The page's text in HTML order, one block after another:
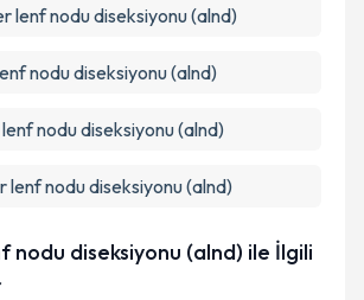
lenf nodu diseksiyonu (alnd)
nodu diseksiyonu (alnd)
nodu diseksiyonu (alnd)
lenf nodu diseksiyonu (alnd)
nodu diseksiyonu (alnd) ile İlgili